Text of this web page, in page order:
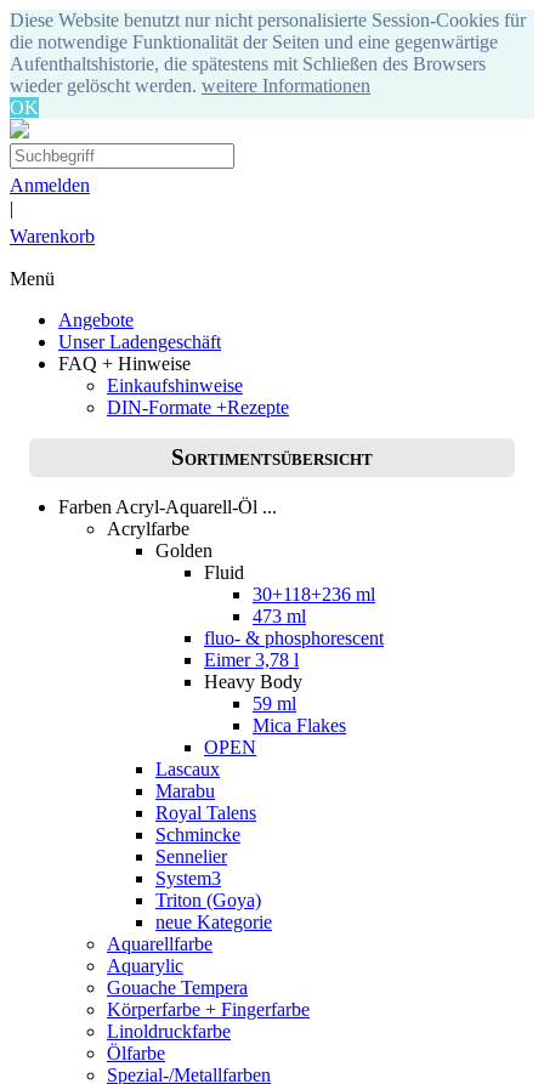
Diese Website benutzt nur nicht personalisierte Session-Cookies für
die notwendige Funktionalität der Seiten und eine gegenwärtige
Aufenthaltshistorie, die spätestens mit Schließen des Browsers
wieder gelöscht werden. weitere Informationen
OK
Anmelden
|
Warenkorb
Menü
Angebote
Unser Ladengeschäft
FAQ + Hinweise
Einkaufshinweise
DIN-Formate +Rezepte
Sortimentsübersicht
Farben Acryl-Aquarell-Öl ...
Acrylfarbe
Golden
Fluid
30+118+236 ml
473 ml
fluo- & phosphorescent
Eimer 3,78 l
Heavy Body
59 ml
Mica Flakes
OPEN
Lascaux
Marabu
Royal Talens
Schmincke
Sennelier
System3
Triton (Goya)
neue Kategorie
Aquarellfarbe
Aquarylic
Gouache Tempera
Körperfarbe + Fingerfarbe
Linoldruckfarbe
Ölfarbe
Spezial-/Metallfarben